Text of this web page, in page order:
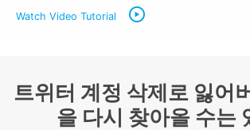
3,000개 이상의 사용 가이드, 전문가 팁 및 최
신 모바일 소식을 확인하세요.
고객 지원
Watch Video Tutorial
트위터 계정 삭제로 잃어
을 다시 찾아올 수는